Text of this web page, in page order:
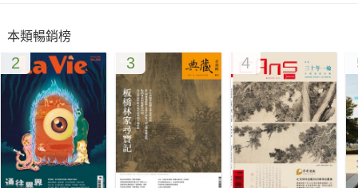
本類暢銷榜
2 3 4